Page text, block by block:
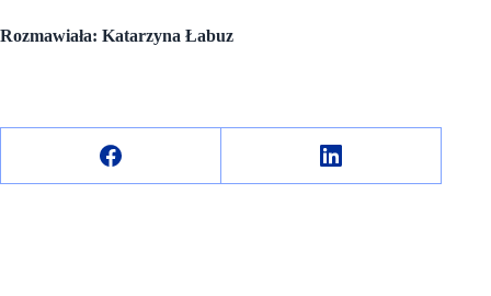
Rozmawiała: Katarzyna Łabuz